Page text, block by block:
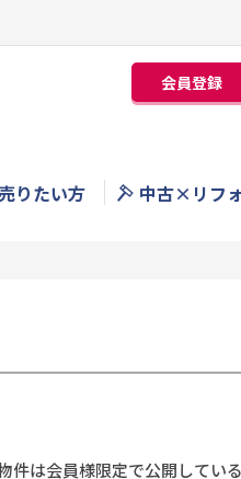
会員登録
売りたい方 中古×リフ
件は会員様限定で公開している